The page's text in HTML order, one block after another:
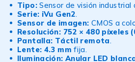
Tipo:Sensor de visión industrial
Serie: iVu Gen2.
Sensor de imagen: CMOS a
Resolución: 752 × 480 píxeles
Pantalla: Táctil remota.
Lente: 4.3 mm fija.
Iluminación: Anular LED